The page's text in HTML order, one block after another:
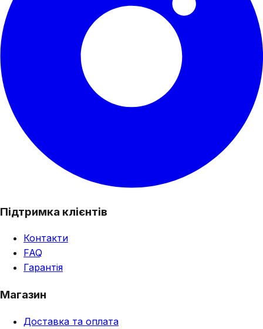
Підтримка клієнтів
Контакти
FAQ
Гарантія
Магазин
Доставка та оплата